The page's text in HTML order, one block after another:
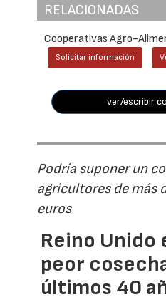
RELACIONADAS
Cooperativas Agro-
Solicitar información
ver/escribir
Podría suponer un
agricultores de más
euros
Reino Unido
peor
últimos 40